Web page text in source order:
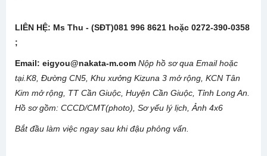
LIÊN HỆ: Ms Thu - (SĐT)081 996 8621 hoặc 0272-390-0358
;
Email: eigyou@nakata-m.com Nộp hồ sơ qua Email hoặc
tại.K8, Đường CN5, Khu xưởng Kizuna 3 mở rộng, KCN Tân
Kim mở rộng, TT Cần Giuộc, Huyện Cần Giuộc, Tỉnh Long An.
Hồ sơ gồm: CCCD/CMT(photo), Sơ yếu lý lịch, Ảnh 4x6
Bắt đầu làm việc ngay sau khi đậu phỏng vấn.